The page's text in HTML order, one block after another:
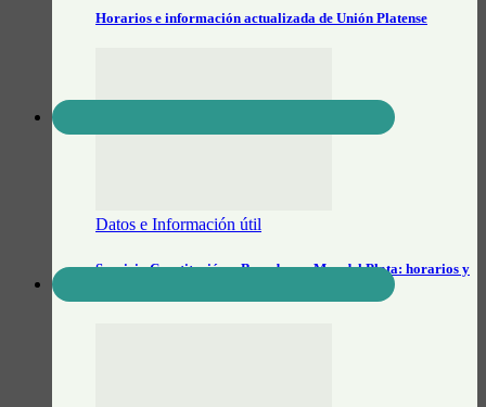
Horarios e información actualizada de Unión Platense
Datos e Información útil
Servicio Constitución – Brandsen – Mar del Plata: horarios y